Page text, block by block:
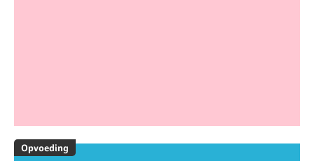
Opvoeding